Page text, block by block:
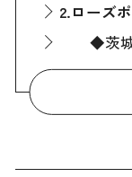
2.ローズ
3.奥久慈